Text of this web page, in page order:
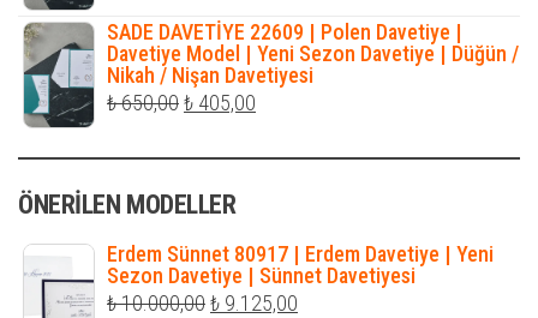
fiyat:
₺ 490,00.fiyat:
₺ 316,00.
SADE DAVETİYE 22609 | Polen Davetiye |
Davetiye Model | Yeni Sezon Davetiye | Düğün /
Nikah / Nişan Davetiyesi
₺650,00Orijinal
₺ 405,00
ÖNERILEN MODELLER
Erdem Sünnet 80917 | Erdem Davetiye | Yeni
Sezon Davetiye | Sünnet Davetiyesi
₺10.000,00Orijinal
₺ 9.125,00